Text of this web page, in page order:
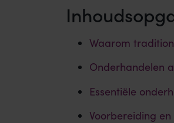
Waarom
Onderhandelen
Essentiële
Voorbereiding